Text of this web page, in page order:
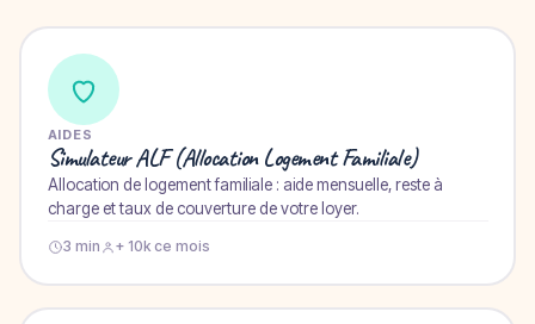
AIDES
Simulateur ALF (Allocation Logement Familiale)
Allocation de logement familiale : aide mensuelle, reste à
charge et taux de couverture de votre loyer.
3 min + 10k ce mois